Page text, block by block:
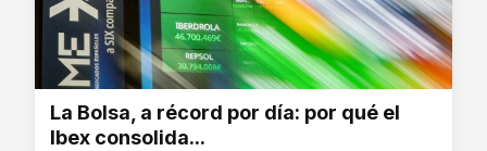
La Bolsa, a récord por día: por qué el
Ibex consolida...